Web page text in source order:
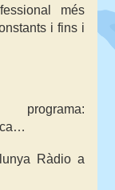
més
i fins i
Ràdio a